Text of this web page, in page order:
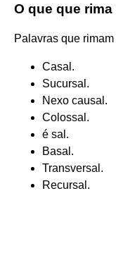
O que que
Palavras que
Casal.
Sucursal.
Nexo causal.
Colossal.
é sal.
Basal.
Transversal.
Recursal.